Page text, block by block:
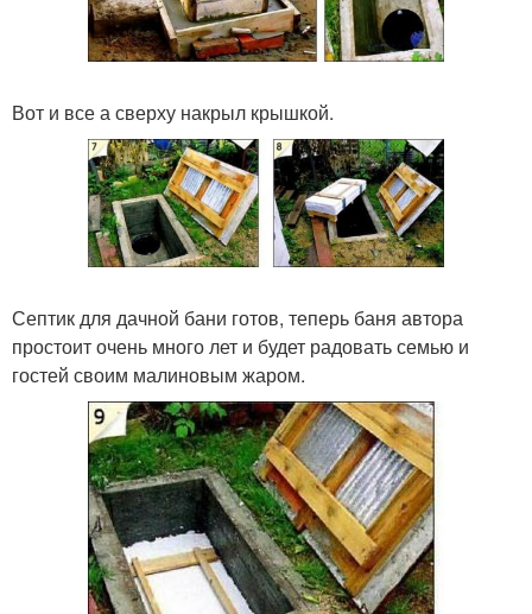
Вот и все а сверху накрыл крышкой.
Септик для дачной бани готов, теперь баня автора
простоит очень много лет и будет радовать семью и
гостей своим малиновым жаром.